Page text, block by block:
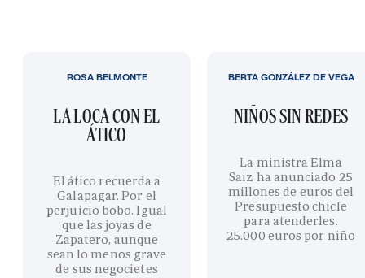
LA LOCA CON EL
ÁTICO
El ático recuerda a
Galapagar. Por el
perjuicio bobo. Igual
que las joyas de
Zapatero, aunque
sean lo menos grave
de sus negocietes
ROSA BELMONTE
NIÑOS SIN REDES
La ministra Elma
Saiz ha anunciado 25
millones de euros del
Presupuesto chicle
para atenderles.
25.000 euros por niño
BERTA GONZÁLEZ DE VEGA